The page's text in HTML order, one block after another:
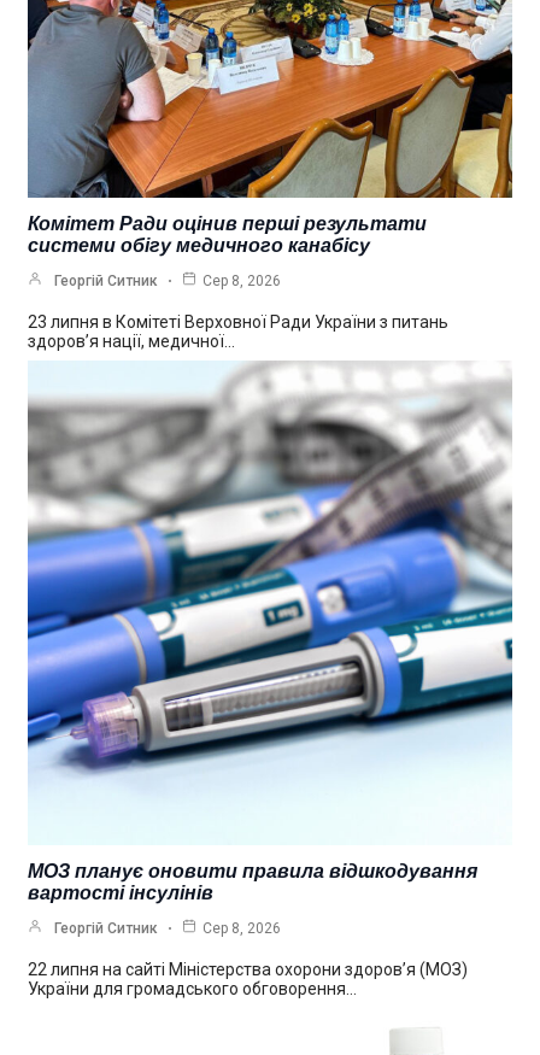
Комітет Ради оцінив перші результати
системи обігу медичного канабісу
Георгій Ситник Сер 8, 2026
23 липня в Комітеті Верховної Ради України з питань
здоров’я нації, медичної…
МОЗ планує оновити правила відшкодування
вартості інсулінів
Георгій Ситник Сер 8, 2026
22 липня на сайті Міністерства охорони здоров’я (МОЗ)
України для громадського обговорення…